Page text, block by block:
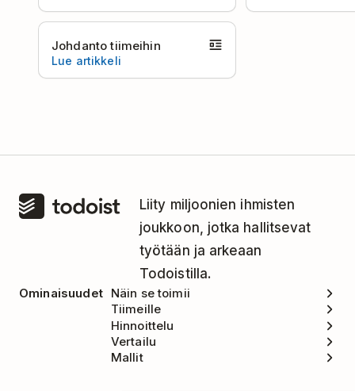
Johdanto tiimeihin
Lue artikkeli
Liity miljoonien ihmisten
joukkoon, jotka hallitsevat
työtään ja arkeaan
Todoistilla.
Ominaisuudet Näin se toimii
Tiimeille
Hinnoittelu
Vertailu
Mallit